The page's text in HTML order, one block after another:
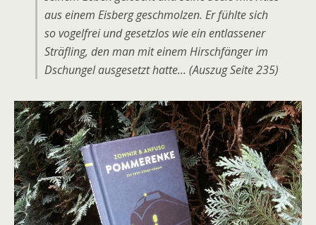
aus einem Eisberg geschmolzen. Er fühlte sich
so vogelfrei und gesetzlos wie ein entlassener
Sträfling, den man mit einem Hirschfänger im
Dschungel ausgesetzt hatte… (Auszug Seite 235)